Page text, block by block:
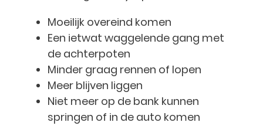
Moeilijk overeind komen
Een ietwat waggelende gang met
de achterpoten
Minder graag rennen of lopen
Meer blijven liggen
Niet meer op de bank kunnen
springen of in de auto komen